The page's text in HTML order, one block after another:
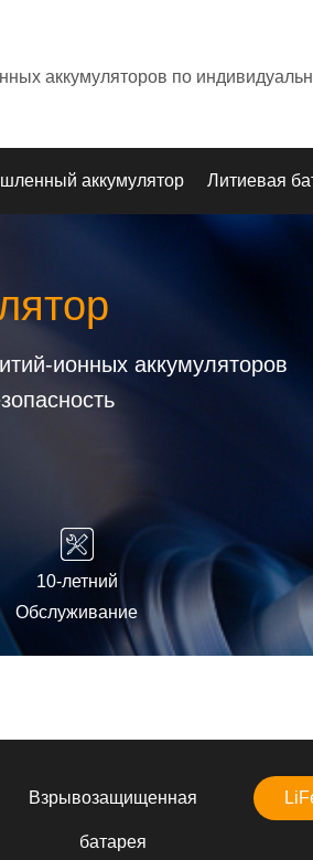
аккумуляторов по
аккумулятор Литиевая
ионных аккумуляторов
10-летний
Обслуживание
Взрывозащищенная
батарея